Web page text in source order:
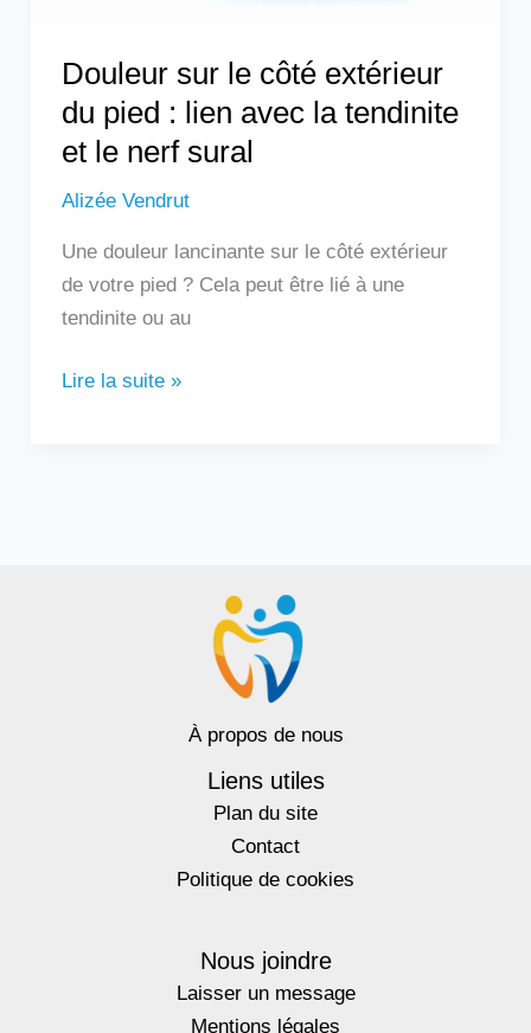
Douleur sur le côté extérieur
du pied : lien avec la tendinite
et le nerf sural
Alizée Vendrut
Une douleur lancinante sur le côté extérieur
de votre pied ? Cela peut être lié à une
tendinite ou au
la
tendinite
et
le
nerf
Lire la suite »
À propos de nous
Liens utiles
Plan du site
Contact
Politique de cookies
Nous joindre
Laisser un message
Mentions légales